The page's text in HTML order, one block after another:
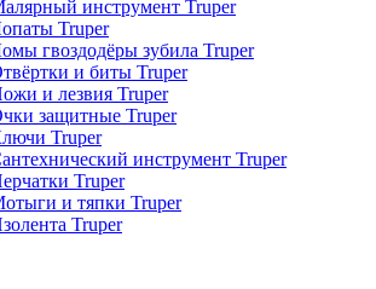
инструмент Truper
Truper
гвоздодёры зубила Truper
и биты Truper
и лезвия Truper
защитные Truper
Truper
инструмент Truper
Truper
и тяпки Truper
Truper